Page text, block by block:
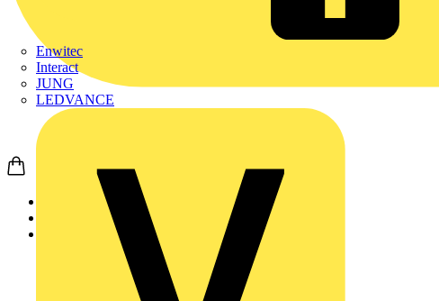
Enwitec
Interact
JUNG
LEDVANCE